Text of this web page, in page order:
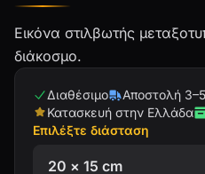
Εικόνα στιλβωτής
διάκοσμο.
Διαθέσιμο
Αποστολή
Κατασκευή στην Ελλάδα
Επιλέξτε διάσταση